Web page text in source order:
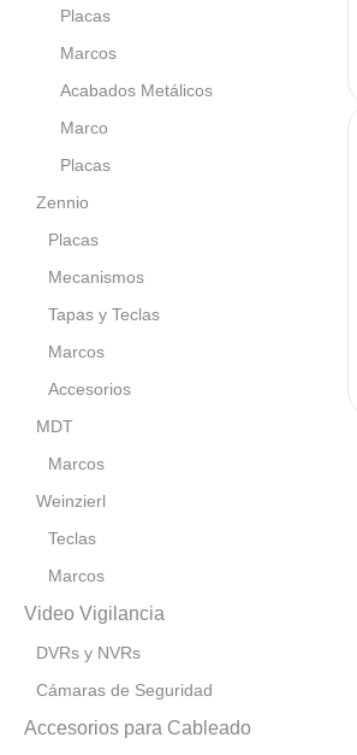
Placas
Marcos
Acabados Metálicos
Marco
Placas
Zennio
Placas
Mecanismos
Tapas y Teclas
Marcos
Accesorios
MDT
Marcos
Weinzierl
Teclas
Marcos
Video Vigilancia
DVRs y NVRs
Cámaras de Seguridad
Accesorios para Cableado